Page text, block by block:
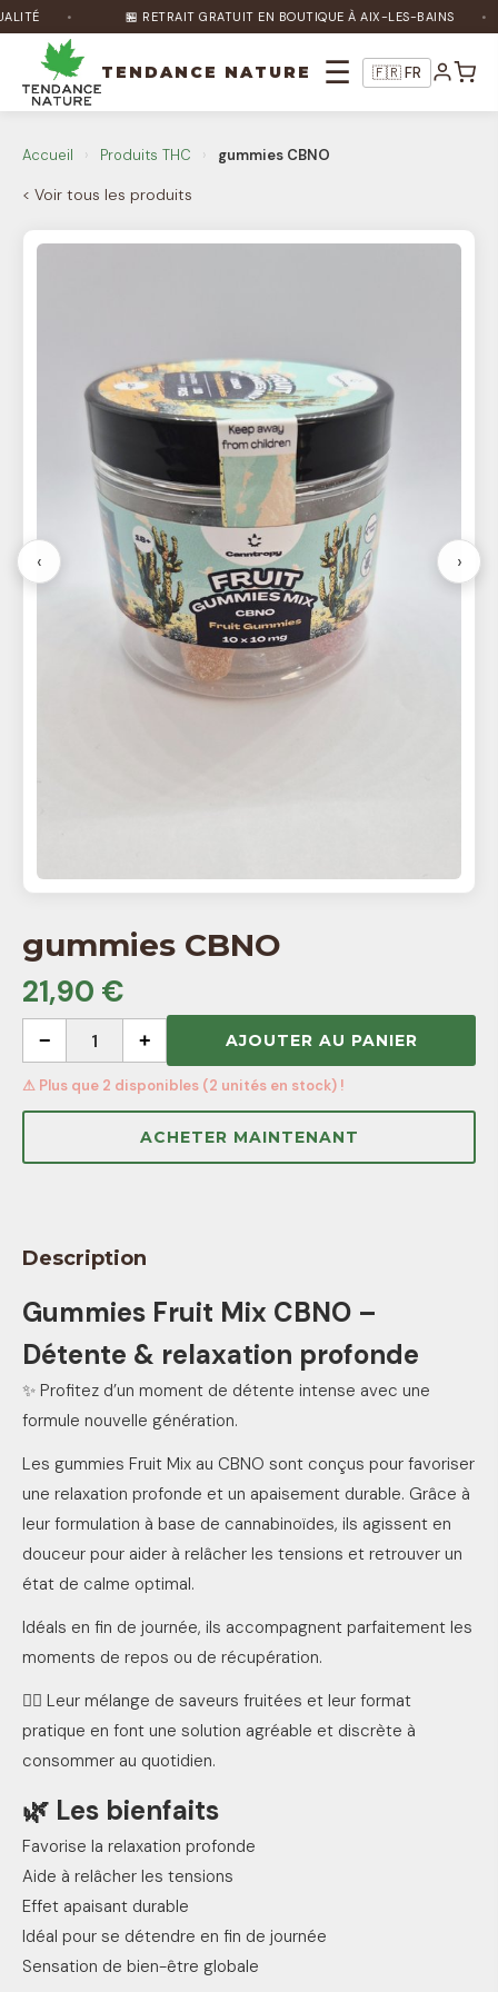
🏪 RETRAIT GRATUIT EN BOUTIQUE À AIX-LES-BAINS
TENDANCE NATURE ☰ 🇫🇷 FR
Accueil › Produits THC › gummies CBNO
< Voir tous les produits
‹ ›
gummies CBNO
21,90 €
− 1 + AJOUTER AU PANIER
⚠ Plus que 2 disponibles (2 unités en stock) !
ACHETER MAINTENANT
Description
Gummies Fruit Mix CBNO –
Détente & relaxation profonde
✨ Profitez d’un moment de détente intense avec une
formule nouvelle génération.
Les gummies Fruit Mix au CBNO sont conçus pour favoriser
une relaxation profonde et un apaisement durable. Grâce à
leur formulation à base de cannabinoïdes, ils agissent en
douceur pour aider à relâcher les tensions et retrouver un
état de calme optimal.
Idéals en fin de journée, ils accompagnent parfaitement les
moments de repos ou de récupération.
💆‍♂️ Leur mélange de saveurs fruitées et leur format
pratique en font une solution agréable et discrète à
consommer au quotidien.
🌿 Les bienfaits
Favorise la relaxation profonde
Aide à relâcher les tensions
Effet apaisant durable
Idéal pour se détendre en fin de journée
Sensation de bien-être globale
En ligne